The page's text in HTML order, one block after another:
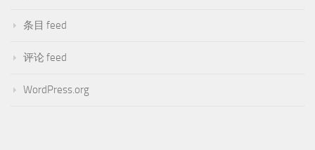
条目 feed
评论 feed
WordPress.org